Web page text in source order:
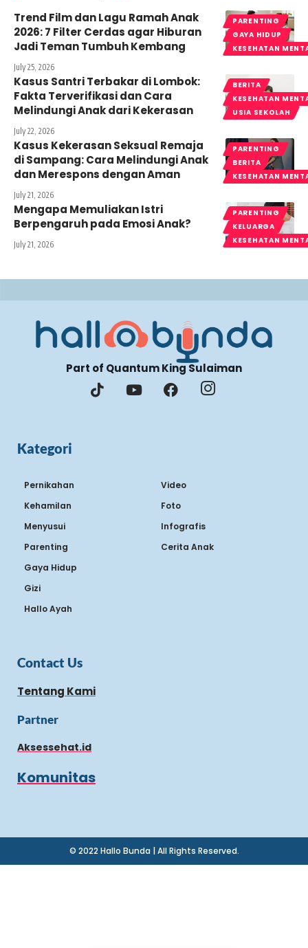
PARENTING
GAYA HIDUP
KESEHATAN
Trend Film dan Lagu Ramah Anak
2026: 7 Filter Cerdas agar Hiburan
Jadi Teman Tumbuh Kembang
July 25, 2026
BERITA
KESEHATAN
USIA SEKOLAH
Kasus Santri Terbakar di Lombok:
Fakta Terverifikasi dan Cara
Melindungi Anak dari Kekerasan
July 22, 2026
PARENTING
BERITA
KESEHATAN
Kasus Kekerasan Seksual Remaja
di Sampang: Cara Melindungi Anak
dan Merespons dengan Aman
July 21, 2026
PARENTING
KELUARGA
KESEHATAN
Mengapa Memuliakan Istri
Berpengaruh pada Emosi Anak?
July 21, 2026
Part of Quantum King Sulaiman
Kategori
Pernikahan
Kehamilan
Menyusui
Parenting
Gaya Hidup
Gizi
Hallo Ayah
Video
Foto
Infografis
Cerita Anak
Contact Us
Tentang Kami
Partner
Aksessehat.id
Komunitas
© 2022 Hallo Bunda | All Rights Reserved.